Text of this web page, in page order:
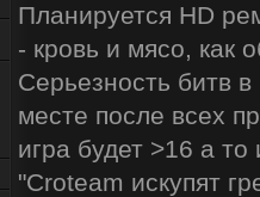
Планируется HD
- кровь и мясо, как
Серьезность битв
месте после всех
игра будет >16 а
"Croteam искупят